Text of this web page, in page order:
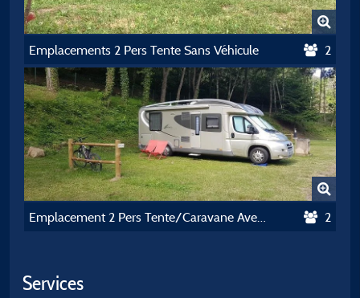
Emplacements 2 Pers Tente Sans Véhicule 2
Emplacement 2 Pers Tente/Caravane Avec Véhicule Ou Camping-Car 2
Services